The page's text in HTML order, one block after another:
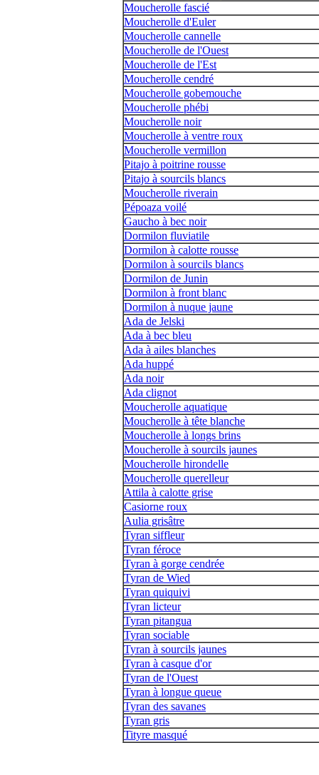
Moucherolle fascié
Moucherolle d'Euler
Moucherolle cannelle
Moucherolle de l'Ouest
Moucherolle de l'Est
Moucherolle cendré
Moucherolle gobemouche
Moucherolle phébi
Moucherolle noir
Moucherolle à ventre roux
Moucherolle vermillon
Pitajo à poitrine rousse
Pitajo à sourcils blancs
Moucherolle riverain
Pépoaza voilé
Gaucho à bec noir
Dormilon fluviatile
Dormilon à calotte rousse
Dormilon à sourcils blancs
Dormilon de Junin
Dormilon à front blanc
Dormilon à nuque jaune
Ada de Jelski
Ada à bec bleu
Ada à ailes blanches
Ada huppé
Ada noir
Ada clignot
Moucherolle aquatique
Moucherolle à tête blanche
Moucherolle à longs brins
Moucherolle à sourcils jaunes
Moucherolle hirondelle
Moucherolle querelleur
Attila à calotte grise
Casiorne roux
Aulia grisâtre
Tyran siffleur
Tyran féroce
Tyran à gorge cendrée
Tyran de Wied
Tyran quiquivi
Tyran licteur
Tyran pitangua
Tyran sociable
Tyran à sourcils jaunes
Tyran à casque d'or
Tyran de l'Ouest
Tyran à longue queue
Tyran des savanes
Tyran gris
Tityre masqué